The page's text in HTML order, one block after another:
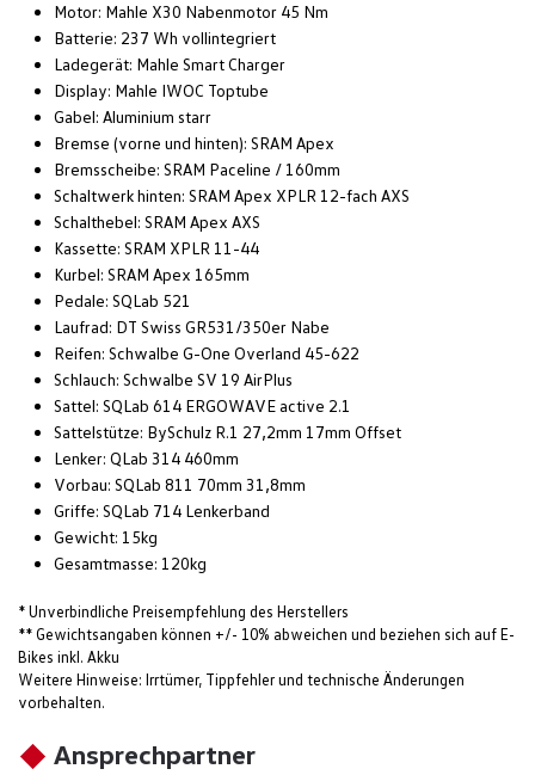
Motor: Mahle X30 Nabenmotor 45 Nm
Batterie: 237 Wh vollintegriert
Ladegerät: Mahle Smart Charger
Display: Mahle IWOC Toptube
Gabel: Aluminium starr
Bremse (vorne und hinten): SRAM Apex
Bremsscheibe: SRAM Paceline / 160mm
Schaltwerk hinten: SRAM Apex XPLR 12-fach AXS
Schalthebel: SRAM Apex AXS
Kassette: SRAM XPLR 11-44
Kurbel: SRAM Apex 165mm
Pedale: SQLab 521
Laufrad: DT Swiss GR531/350er Nabe
Reifen: Schwalbe G-One Overland 45-622
Schlauch: Schwalbe SV 19 AirPlus
Sattel: SQLab 614 ERGOWAVE active 2.1
Sattelstütze: BySchulz R.1 27,2mm 17mm Offset
Lenker: QLab 314 460mm
Vorbau: SQLab 811 70mm 31,8mm
Griffe: SQLab 714 Lenkerband
Gewicht: 15kg
Gesamtmasse: 120kg
* Unverbindliche Preisempfehlung des Herstellers
** Gewichtsangaben können +/- 10% abweichen und beziehen sich auf E-
Bikes inkl. Akku
Weitere Hinweise: Irrtümer, Tippfehler und technische Änderungen
vorbehalten.
Ansprechpartner